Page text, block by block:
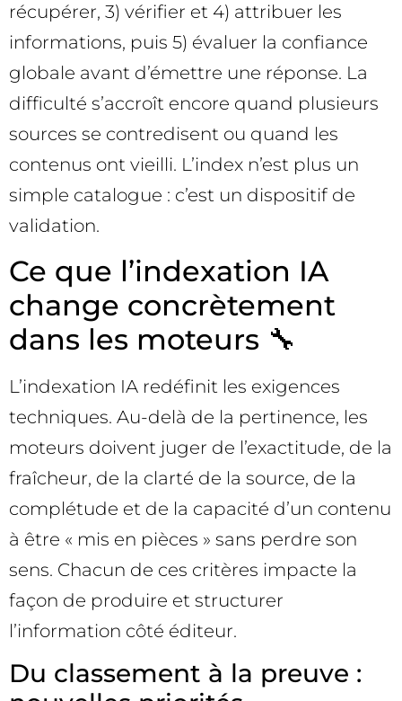
récupérer, 3) vérifier et 4) attribuer les
informations, puis 5) évaluer la confiance
globale avant d’émettre une réponse. La
difficulté s’accroît encore quand plusieurs
sources se contredisent ou quand les
contenus ont vieilli. L’index n’est plus un
simple catalogue : c’est un dispositif de
validation.
Ce que l’indexation IA
change concrètement
dans les moteurs 🔧
L’indexation IA redéfinit les exigences
techniques. Au-delà de la pertinence, les
moteurs doivent juger de l’exactitude, de la
fraîcheur, de la clarté de la source, de la
complétude et de la capacité d’un contenu
à être « mis en pièces » sans perdre son
sens. Chacun de ces critères impacte la
façon de produire et structurer
l’information côté éditeur.
Du classement à la preuve :